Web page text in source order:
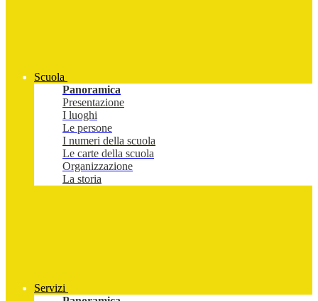
Scuola
Panoramica
Presentazione
I luoghi
Le persone
I numeri della scuola
Le carte della scuola
Organizzazione
La storia
Servizi